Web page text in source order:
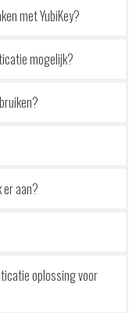
met YubiKey?
mogelijk?
er aan?
oplossing voor